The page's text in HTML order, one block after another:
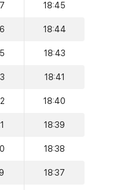
18:45
18:44
18:43
18:41
18:40
18:39
18:38
18:37